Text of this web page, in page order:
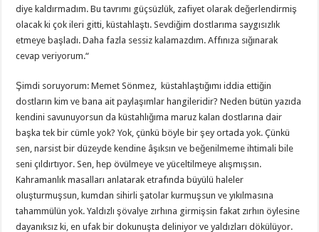
diye kaldırmadım. Bu tavrımı güçsüzlük, zafiyet olarak değerlendirmiş
olacak ki çok ileri gitti, küstahlaştı. Sevdiğim dostlarıma saygısızlık
etmeye başladı. Daha fazla sessiz kalamazdım. Affınıza sığınarak
cevap veriyorum.“
Şimdi soruyorum: Memet Sönmez, küstahlaştığımı iddia ettiğin
dostların kim ve bana ait paylaşımlar hangileridir? Neden bütün yazıda
kendini savunuyorsun da küstahlığıma maruz kalan dostlarına dair
başka tek bir cümle yok? Yok, çünkü böyle bir şey ortada yok. Çünkü
sen, narsist bir düzeyde kendine âşıksın ve beğenilmeme ihtimali bile
seni çıldırtıyor. Sen, hep övülmeye ve yüceltilmeye alışmışsın.
Kahramanlık masalları anlatarak etrafında büyülü haleler
oluşturmuşsun, kumdan sihirli şatolar kurmuşsun ve yıkılmasına
tahammülün yok. Yaldızlı şövalye zırhına girmişsin fakat zırhın öylesine
dayanıksız ki, en ufak bir dokunuşta deliniyor ve yaldızları dökülüyor.